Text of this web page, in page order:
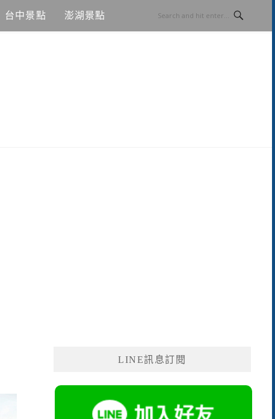
台中景點 澎湖景點
LINE訊息訂閱